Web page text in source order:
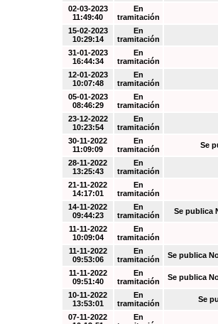
02-03-2023
11:49:40
En
tramitación
15-02-2023
10:29:14
En
tramitación
31-01-2023
16:44:34
En
tramitación
12-01-2023
10:07:48
En
tramitación
05-01-2023
08:46:29
En
tramitación
23-12-2022
10:23:54
En
tramitación
30-11-2022
11:09:09
En
tramitación
Se
28-11-2022
13:25:43
En
tramitación
21-11-2022
14:17:01
En
tramitación
14-11-2022
09:44:23
En
tramitación
Se publica
11-11-2022
10:09:04
En
tramitación
11-11-2022
09:53:06
En
tramitación
Se publica
11-11-2022
09:51:40
En
tramitación
Se publica
10-11-2022
13:53:01
En
tramitación
Se
07-11-2022
En